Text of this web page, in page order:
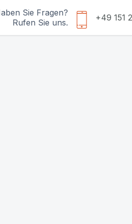
Sie Fragen?
Rufen Sie uns.
+49 151